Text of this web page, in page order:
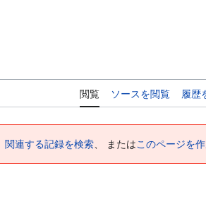
閲覧 ソースを閲覧 履歴
関連する記録を検索、 またはこのページを